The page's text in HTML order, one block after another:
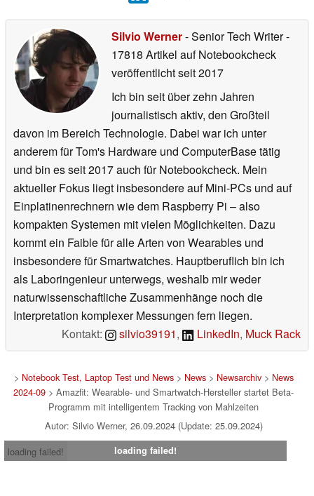
Silvio Werner- Senior Tech Writer-
17818 Artikel auf Notebookcheck
veröffentlichtseit 2017
Ich bin seit über zehn Jahren
journalistisch aktiv, den Großteil
davon im Bereich Technologie. Dabei war ich unter
anderem für Tom's Hardware und ComputerBase tätig
und bin es seit 2017 auch für Notebookcheck. Mein
aktueller Fokus liegt insbesondere auf Mini-PCs und auf
Einplatinenrechnern wie dem Raspberry Pi – also
kompakten Systemen mit vielen Möglichkeiten. Dazu
kommt ein Faible für alle Arten von Wearables und
insbesondere für Smartwatches. Hauptberuflich bin ich
als Laboringenieur unterwegs, weshalb mir weder
naturwissenschaftliche Zusammenhänge noch die
Interpretation komplexer Messungen fern liegen.
Kontakt:
silvio39191, LinkedIn, Muck Rack
> Notebook Test, Laptop Test und News> News> Newsarchiv> News
2024-09 > Amazfit: Wearable- und Smartwatch-Hersteller startet Beta-
Programm mit intelligentem Tracking von Mahlzeiten
Autor: Silvio Werner, 26.09.2024 (Update: 25.09.2024)
loading failed!
loading failed!